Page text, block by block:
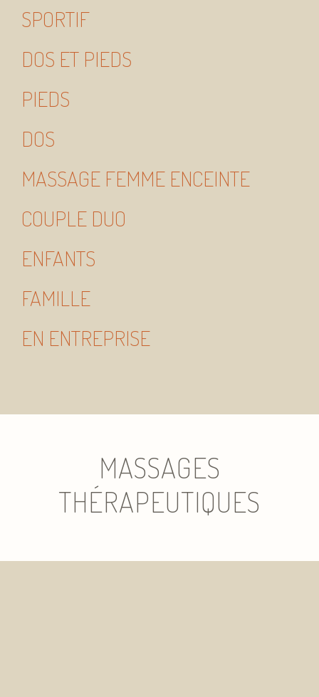
SPORTIF
DOS ET PIEDS
PIEDS
DOS
MASSAGE FEMME ENCEINTE
COUPLE DUO
ENFANTS
FAMILLE
EN ENTREPRISE
MASSAGES
THÉRAPEUTIQUES